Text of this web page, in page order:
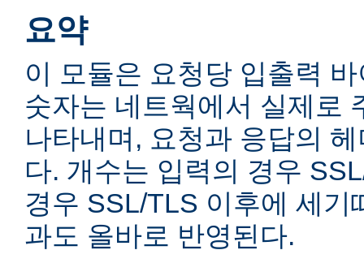
요약
이 모듈은 요청당 입출력
숫자는 네트웍에서 실제로
나타내며, 요청과 응답의
다. 개수는 입력의 경우
경우 SSL/TLS 이후에 세기
과도 올바로 반영된다.